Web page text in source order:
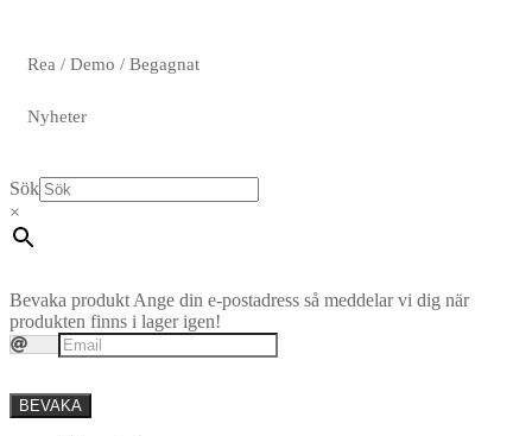
Rea / Demo / Begagnat
Nyheter
Sök
×
Bevaka produkt Ange din e-postadress så meddelar vi dig när
produkten finns i lager igen!
BEVAKA